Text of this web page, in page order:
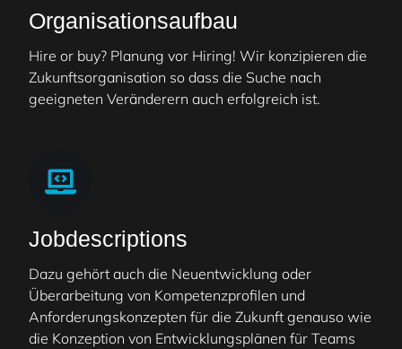
Organisationsaufbau
Hire or buy? Planung vor Hiring! Wir konzipieren die
Zukunftsorganisation so dass die Suche nach
geeigneten Veränderern auch erfolgreich ist.
Jobdescriptions
Dazu gehört auch die Neuentwicklung oder
Überarbeitung von Kompetenzprofilen und
Anforderungskonzepten für die Zukunft genauso wie
die Konzeption von Entwicklungsplänen für Teams